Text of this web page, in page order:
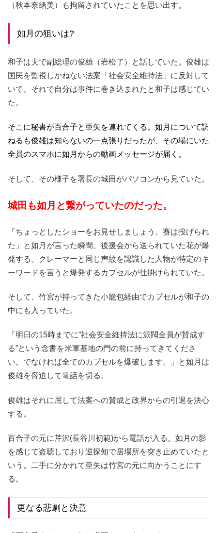
（秋本奈緒美）も拘留されていたことを思い出す。
如月の狙いは?
和子は夫で副総理の俊雄（岩松了）と話していた。俊雄は
国民を監視しかねない法案「社会安全維持法」に反対して
いて、それで自分は事件に巻き込まれたと和子は感じてい
た。
そこに秘書が百合子と亜矢を連れてくる。如月について訪
ねるも俊雄は知らないの一点張りだったが、その場にいた
全員のスマホに如月からの動画メッセージが届く。
そして、その様子を署長の城田がパソコンから見ていた。
城田も如月と繋がっていたのだった。
「ちょっとしたショーをお見せしましょう。賽は投げられ
た」と如月が言った瞬間、後援会から送られていた花が爆
発する。クレーマーと同じ声紋を認識した人物が特定のキ
ーワードを言うと爆発するカプセルが仕掛けられていた。
そして、竹宮が持ってきた小籠包経由でカプセルが和子の
中にも入っていた。
「明日の15時までに”社会安全維持法に派閥全員が賛成す
る”という念書を米軍基地の門の前に持ってきてくださ
い。でなければ全てのカプセルを爆破します。」と如月は
俊雄を脅迫して電話を切る。
俊雄はそれに屈して法案への賛成と政界からの引退を決心
する。
百合子の元に芹沢(長谷川初範)から電話が入る。如月の影
を感じて盗聴しており逆探知で居場所を突き止めていたと
いう。二手に分かれて亜矢は竹宮の元に向かうことにす
る。
更なる悲劇と決意